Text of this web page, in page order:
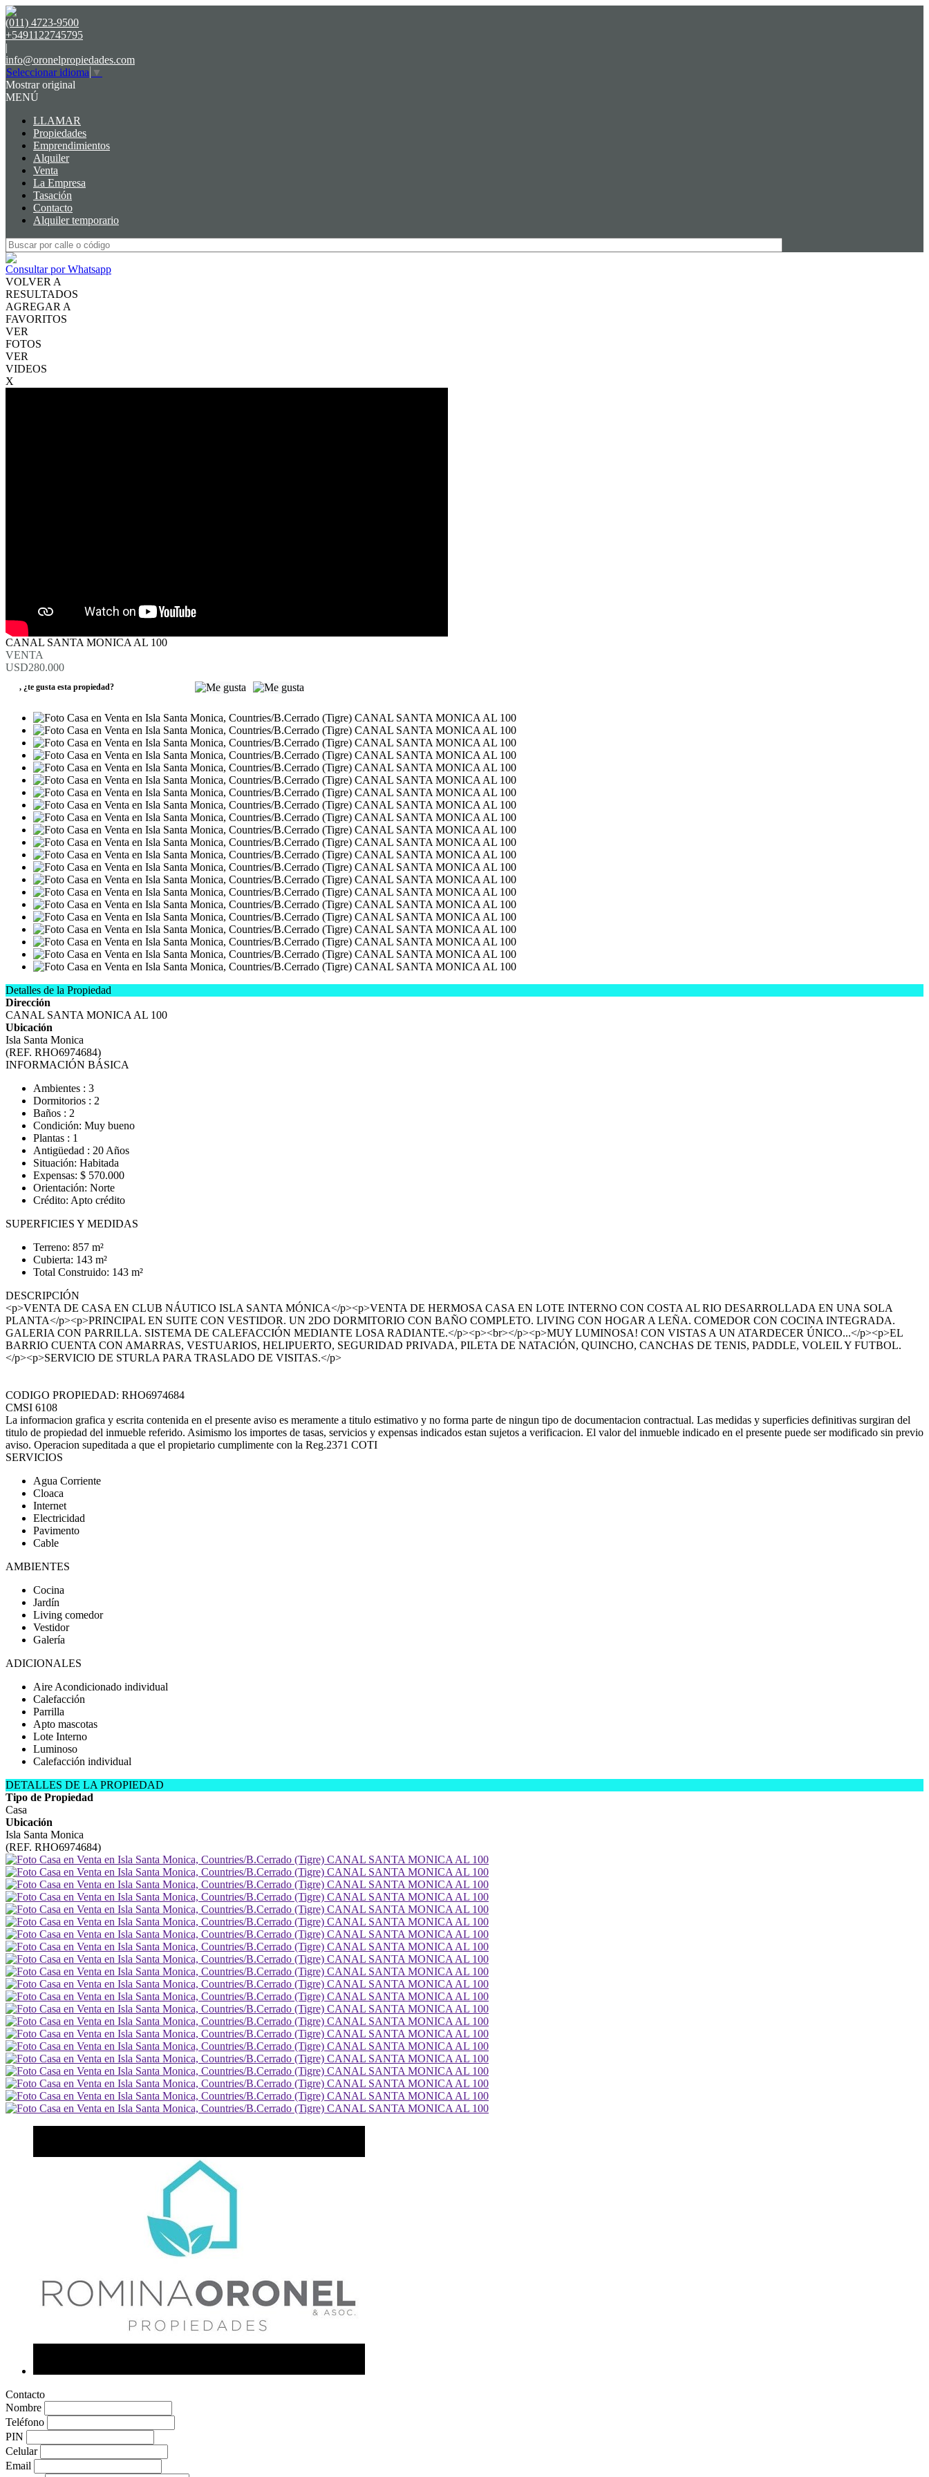
(011) 4723-9500
+5491122745795
|
info@oronelpropiedades.com
Seleccionar idioma ▼
Mostrar original
MENÚ
LLAMAR
Propiedades
Emprendimientos
Alquiler
Venta
La Empresa
Tasación
Contacto
Alquiler temporario
Consultar por Whatsapp
VOLVER A
RESULTADOS
AGREGAR A
FAVORITOS
VER
FOTOS
VER
VIDEOS
X
CANAL SANTA MONICA AL 100
VENTA
USD280.000
, ¿te gusta esta propiedad?
Detalles de la Propiedad
Dirección
CANAL SANTA MONICA AL 100
Ubicación
Isla Santa Monica
(REF. RHO6974684)
INFORMACIÓN BÁSICA
Ambientes : 3
Dormitorios : 2
Baños : 2
Condición: Muy bueno
Plantas : 1
Antigüedad : 20 Años
Situación: Habitada
Expensas: $ 570.000
Orientación: Norte
Crédito: Apto crédito
SUPERFICIES Y MEDIDAS
Terreno: 857 m²
Cubierta: 143 m²
Total Construido: 143 m²
DESCRIPCIÓN
<p>VENTA DE CASA EN CLUB NÁUTICO ISLA SANTA MÓNICA</p><p>VENTA DE HERMOSA CASA EN LOTE INTERNO CON COSTA AL RIO DESARROLLADA EN UNA SOLA
PLANTA</p><p>PRINCIPAL EN SUITE CON VESTIDOR. UN 2DO DORMITORIO CON BAÑO COMPLETO. LIVING CON HOGAR A LEÑA. COMEDOR CON COCINA INTEGRADA.
GALERIA CON PARRILLA. SISTEMA DE CALEFACCIÓN MEDIANTE LOSA RADIANTE.</p><p><br></p><p>MUY LUMINOSA! CON VISTAS A UN ATARDECER ÚNICO...</p><p>EL
BARRIO CUENTA CON AMARRAS, VESTUARIOS, HELIPUERTO, SEGURIDAD PRIVADA, PILETA DE NATACIÓN, QUINCHO, CANCHAS DE TENIS, PADDLE, VOLEIL Y FUTBOL.
</p><p>SERVICIO DE STURLA PARA TRASLADO DE VISITAS.</p>
CODIGO PROPIEDAD: RHO6974684
CMSI 6108
La informacion grafica y escrita contenida en el presente aviso es meramente a titulo estimativo y no forma parte de ningun tipo de documentacion contractual. Las medidas y superficies definitivas surgiran del
titulo de propiedad del inmueble referido. Asimismo los importes de tasas, servicios y expensas indicados estan sujetos a verificacion. El valor del inmueble indicado en el presente puede ser modificado sin previo
aviso. Operacion supeditada a que el propietario cumplimente con la Reg.2371 COTI
SERVICIOS
Agua Corriente
Cloaca
Internet
Electricidad
Pavimento
Cable
AMBIENTES
Cocina
Jardín
Living comedor
Vestidor
Galería
ADICIONALES
Aire Acondicionado individual
Calefacción
Parrilla
Apto mascotas
Lote Interno
Luminoso
Calefacción individual
DETALLES DE LA PROPIEDAD
Tipo de Propiedad
Casa
Ubicación
Isla Santa Monica
(REF. RHO6974684)
Contacto
Nombre
Teléfono
PIN
Celular
Email